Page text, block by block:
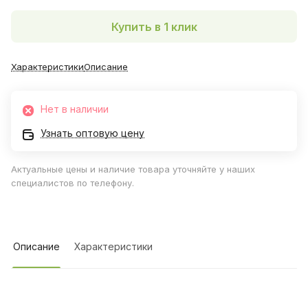
Купить в 1 клик
ХарактеристикиОписание
Нет в наличии
Узнать оптовую цену
Актуальные цены и наличие товара уточняйте у наших
специалистов по телефону.
Описание Характеристики